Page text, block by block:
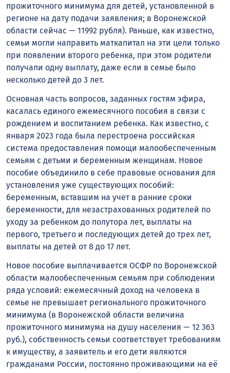
прожиточного минимума для детей, установленной в
регионе на дату подачи заявления; в Воронежской
области сейчас — 11992 рубля). Раньше, как известно,
семьи могли направить маткапитал на эти цели только
при появлении второго ребенка, при этом родители
получали одну выплату, даже если в семье было
несколько детей до 3 лет.
Основная часть вопросов, заданных гостям эфира,
касалась единого ежемесячного пособия в связи с
рождением и воспитанием ребенка. Как известно, с
января 2023 года была перестроена российская
система предоставления помощи малообеспеченным
семьям с детьми и беременным женщинам. Новое
пособие объединило в себе правовые основания для
установления уже существующих пособий:
беременным, вставшим на учет в ранние сроки
беременности, для незастрахованных родителей по
уходу за ребенком до полутора лет, выплаты на
первого, третьего и последующих детей до трех лет,
выплаты на детей от 8 до 17 лет.
Новое пособие выплачивается ОСФР по Воронежской
области малообеспеченным семьям при соблюдении
ряда условий: ежемесячный доход на человека в
семье не превышает регионального прожиточного
минимума (в Воронежской области величина
прожиточного минимума на душу населения — 12 363
руб.), собственность семьи соответствует требованиям
к имуществу, а заявитель и его дети являются
гражданами России, постоянно проживающими на её